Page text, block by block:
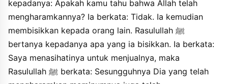
kepadanya: Apakah kamu tahu bahwa Allah telah
mengharamkannya? Ia berkata: Tidak. Ia kemudian
membisikkan kepada orang lain. Rasulullah ﷺ
bertanya kepadanya apa yang ia bisikkan. Ia berkata:
Saya menasihatinya untuk menjualnya, maka
Rasulullah ﷺ berkata: Sesungguhnya Dia yang telah